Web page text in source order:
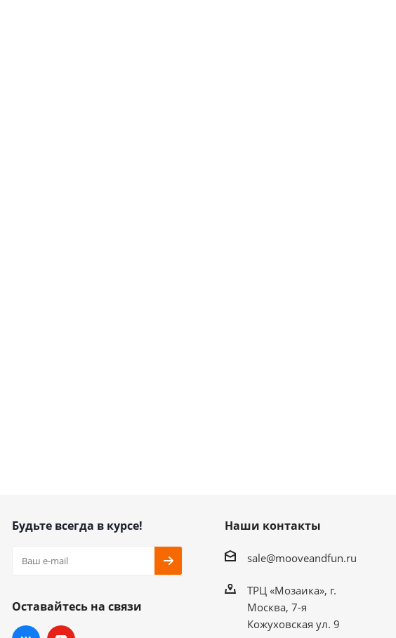
Будьте всегда в курсе!
Оставайтесь на связи
Наши контакты
sale@mooveandfun.ru
ТРЦ «Мозаика», г.
Москва, 7-я
Кожуховская ул. 9